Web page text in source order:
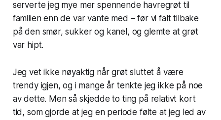
serverte jeg mye mer spennende havregrøt til
familien enn de var vante med – før vi falt tilbake
på den smør, sukker og kanel, og glemte at grøt
var hipt.
Jeg vet ikke nøyaktig når grøt sluttet å være
trendy igjen, og i mange år tenkte jeg ikke på noe
av dette. Men så skjedde to ting på relativt kort
tid, som gjorde at jeg en periode følte at jeg led av